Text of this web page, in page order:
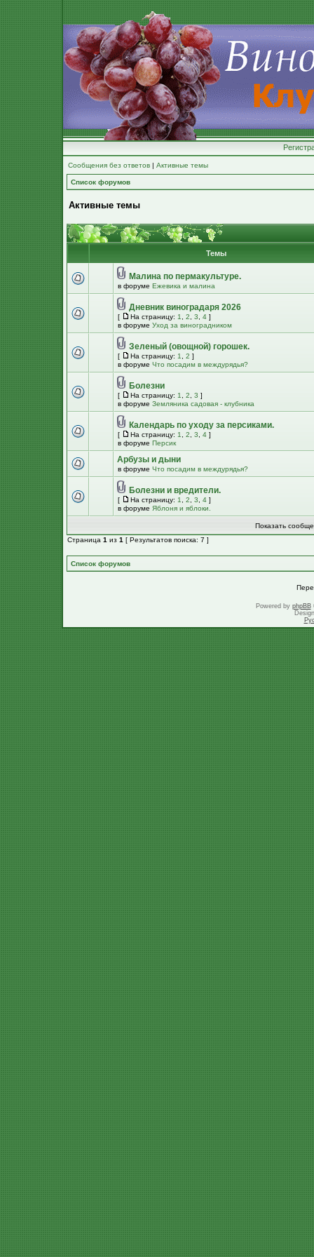
Сообщения без ответов | Активные темы
Список форумов
Активные темы
Темы
Малина по пермакультуре.
в форуме Ежевика и малина
Дневник виноградаря 2026
[ На страницу: 1 2 3 4 ]
в форуме Уход за виноградником
Зеленый (овощной) горошек.
[ На страницу: 1 2 ]
в форуме Что посадим в междурядья?
Болезни
[ На страницу: 1 2 3 ]
в форуме Земляника садовая - клубника
Календарь по уходу за персиками.
[ На страницу: 1 2 3 4 ]
в форуме Персик
Арбузы и дыни
в форуме Что посадим в междурядья?
Болезни и вредители.
[ На страницу: 1 2 3 4 ]
в форуме Яблоня и яблоки.
Показать
Страница 1 из 1 [ Результатов поиска: 7 ]
Список форумов
Powered by phpBB